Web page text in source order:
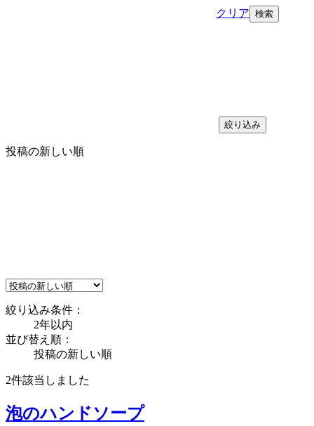
クリア
絞り込み
投稿の新しい順
絞り込み条件：
2年以内
並び替え順：
投稿の新しい順
2件該当しました
泡のハンドソープ